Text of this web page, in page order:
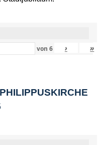
von 6 › »